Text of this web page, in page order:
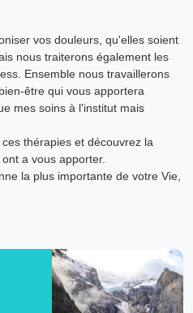
vos douleurs, qu'elles soient
nous traiterons également les
Ensemble nous travaillerons
être qui vous apportera
mes soins à l'institut mais
thérapies et découvrez la
a vous apporter.
la plus importante de votre Vie,